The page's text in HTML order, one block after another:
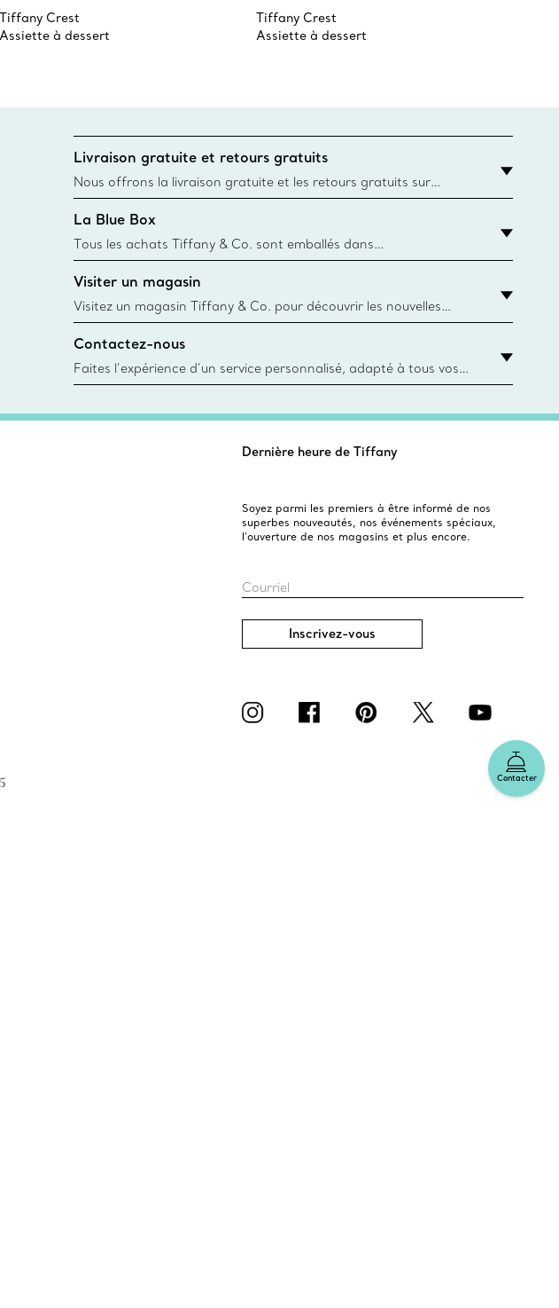
Tiffany Crest
Assiette à dessert
Tiffany Crest
Assiette à dessert
Livraison gratuite et retours gratuits
Nous offrons la livraison gratuite et les retours gratuits sur
toutes les commandes Tiffany & Co. passées sur le site Web
canadien et dont la destination est l’adresse d’un particulier.
La Blue Box
Tous les achats Tiffany & Co. sont emballés dans
une Tiffany Blue Box. Bien que l'histoire de cet emballage célèbre
remonte à 1886, toutes les Blue Box et sacs sont aujourd'hui
fabriqués à partir de papier provenant de sources durables et de
matières
Visiter un magasin
Visitez un magasin Tiffany & Co. pour découvrir les nouvelles
créations, les collections emblématiques et bien plus encore.
Trouver le magasin le plus près
Contactez-nous
Faites l’expérience d’un service personnalisé, adapté à tous vos
besoins par les conseillers à la clientèle Tiffany & Co. Que ce soit
Contacter
Dernière heure de Tiffany
Soyez parmi les premiers à être informé de nos
superbes nouveautés, nos événements spéciaux,
l’ouverture de nos magasins et plus encore.
Courriel
Inscrivez-vous